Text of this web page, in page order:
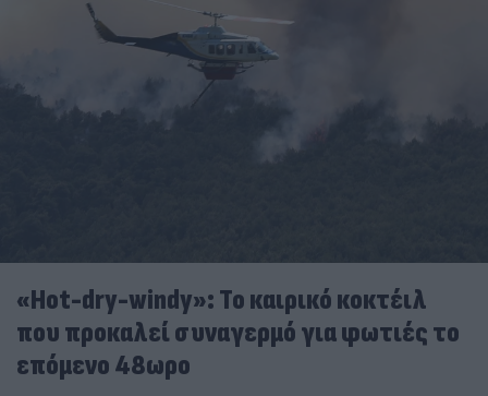
«Hot-dry-windy»: Το καιρικό κοκτέιλ
που προκαλεί συναγερμό για φωτιές το
επόμενο 48ωρο